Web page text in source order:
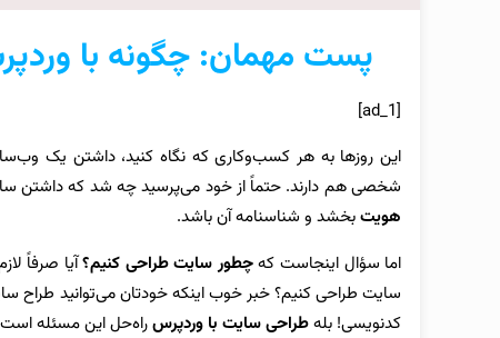
پست مهمان: چگونه با
[ad_1]
این روزها به هر کسب‌وکاری که نگاه کنید، داشتن یک
شخصی هم دارند. حتماً از خود می‌پرسید چه شد که داشتن
هویتبخشد و شناسنامه آن باشد.
اما سؤال اینجاست کهچطور سایت طراحی کنیم؟آیا صرفاً
سایت طراحی کنیم؟ خبر خوب اینکه خودتان می‌توانید طراح
کدنویسی! بلهطراحی سایت با وردپرسراه‌حل این مسئله است.